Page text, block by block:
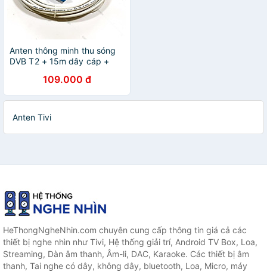
Anten thông minh thu sóng
DVB T2 + 15m dây cáp +
109.000 đ
Anten Tivi
HeThongNgheNhin.com chuyên cung cấp thông tin giá cả các
thiết bị nghe nhìn như Tivi, Hệ thống giải trí, Android TV Box, Loa,
Streaming, Dàn âm thanh, Âm-li, DAC, Karaoke. Các thiết bị âm
thanh, Tai nghe có dây, không dây, bluetooth, Loa, Micro, máy